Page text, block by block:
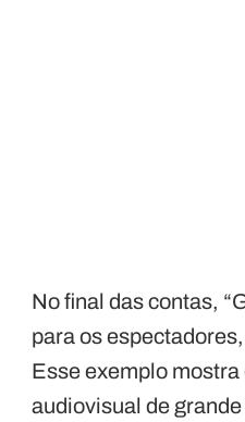
No final das contas,
para os
Esse exemplo
audiovisual de